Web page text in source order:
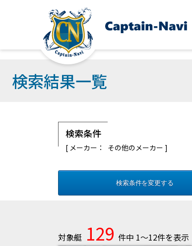
検索結果一覧
検索条件
メーカー： その他のメーカー
検索条件を変更する
対象艇 129 件中 1～12件を表示